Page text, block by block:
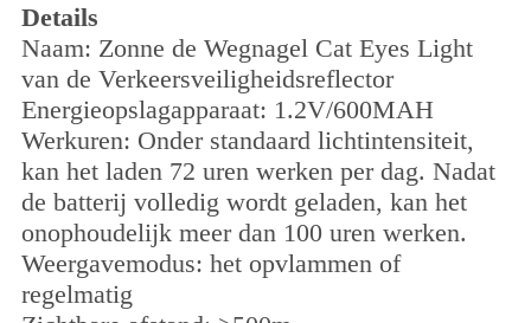
Details
Naam: Zonne de Wegnagel Cat Eyes Light
van de Verkeersveiligheidsreflector
Energieopslagapparaat: 1.2V/600MAH
Werkuren: Onder standaard lichtintensiteit,
kan het laden 72 uren werken per dag. Nadat
de batterij volledig wordt geladen, kan het
onophoudelijk meer dan 100 uren werken.
Weergavemodus: het opvlammen of
regelmatig